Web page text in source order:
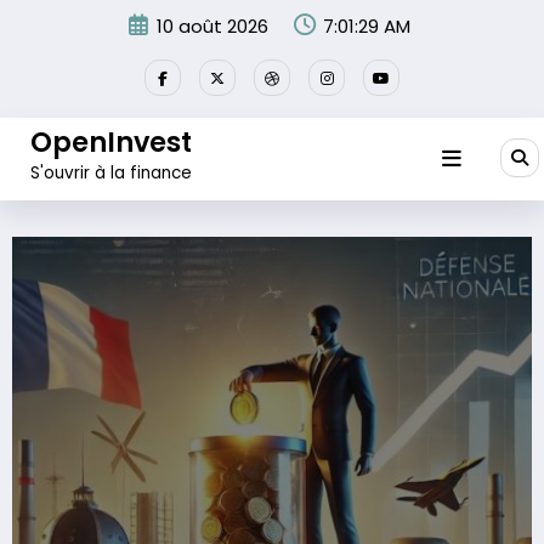
10 août 2026 7:01:30 AM
OpenInvest
S'ouvrir à la finance